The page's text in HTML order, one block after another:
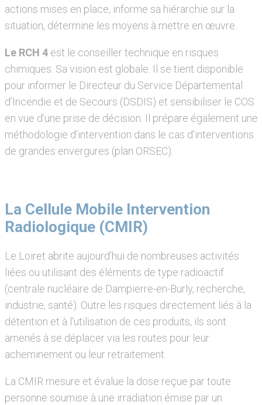
actions mises en place, informe sa hiérarchie sur la
situation, détermine les moyens à mettre en œuvre.
Le RCH 4est le conseiller technique en risques
chimiques. Sa vision est globale. Il se tient disponible
pour informer le Directeur du Service Départemental
d’Incendie et de Secours (DSDIS) et sensibiliser le COS
en vue d’une prise de décision. Il prépare également une
méthodologie d’intervention dans le cas d’interventions
de grandes envergures (plan ORSEC).
La Cellule Mobile Intervention
Radiologique (CMIR)
Le Loiret abrite aujourd’hui de nombreuses activités
liées ou utilisant des éléments de type radioactif
(centrale nucléaire de Dampierre-en-Burly, recherche,
industrie, santé). Outre les risques directement liés à la
détention et à l’utilisation de ces produits, ils sont
amenés à se déplacer via les routes pour leur
acheminement ou leur retraitement.
La CMIR mesure et évalue la dose reçue par toute
personne soumise à une irradiation émise par un